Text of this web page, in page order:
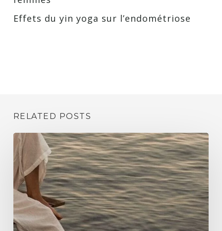
Effets du yin yoga sur l’endométriose
RELATED POSTS
Se
libérer
des
traumas
illusion
ou
réalité?